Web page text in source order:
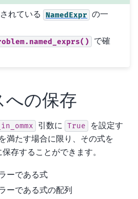
れている NamedExpr の一
で確
への保存
引数に True
を設定す
満たす場合に限り、その式を
存することができます。
ーである式
ーである式の配列